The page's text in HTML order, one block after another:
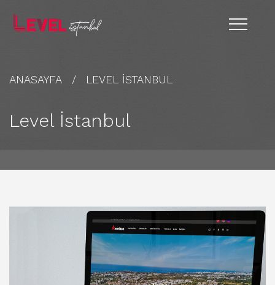
ANASAYFA LEVEL İSTANBUL
Level İstanbul